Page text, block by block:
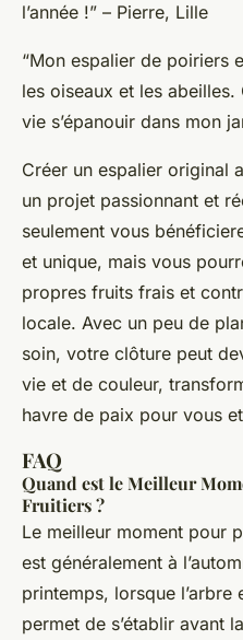
l’année !” – Pierre, Lille
“Mon espalier de poiriers
les oiseaux et les abeilles.
vie s’épanouir dans mon
Créer un espalier original
un projet passionnant et
seulement vous
et unique, mais vous
propres fruits frais et
locale. Avec un peu de
soin, votre clôture peut
vie et de couleur,
havre de paix pour vous
FAQ
Quand est le Meilleur
Fruitiers ?
Le meilleur moment pour
est généralement à
printemps, lorsque
permet de s’établir avant